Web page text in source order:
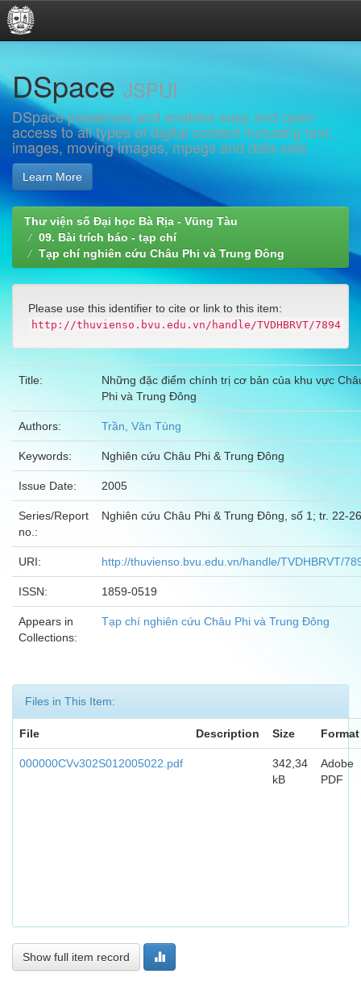
navigation
DSpace JSPUI
DSpace preserves and enables easy and open
access to all types of digital content including text,
images, moving images, mpegs and data sets
Learn More
Thư viện số Đại học Bà Rịa - Vũng Tàu
09. Bài trích báo - tạp chí
Tạp chí nghiên cứu Châu Phi và Trung Đông
Please use this identifier to cite or link to this item:
http://thuvienso.bvu.edu.vn/handle/TVDHBRVT/7894
Title:
Những đặc điểm chính trị cơ bản của khu vực
Phi và Trung Đông
Authors: Trần, Văn Tùng
Keywords: Nghiên cứu Châu Phi & Trung Đông
Issue Date: 2005
Series/Report
no.:
Nghiên cứu Châu Phi & Trung Đông, số 1; tr. 22-26
URI: http://thuvienso.bvu.edu.vn/handle/TVDHBRVT/
ISSN: 1859-0519
Appears in
Collections:
Tạp chí nghiên cứu Châu Phi và Trung Đông
Files in This Item:
File Description Size Format
000000CVv302S012005022.pdf
342,34
kB
Adobe
PDF
Show full item record